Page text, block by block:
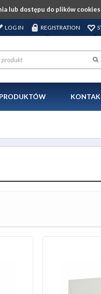
lub dostępu do plików
LOG IN REGISTRATION